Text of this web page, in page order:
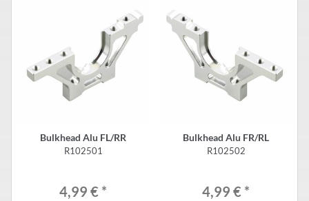
Bulkhead Alu FL/RR
R102501
4,99 € *
Bulkhead Alu FR/RL
R102502
4,99 € *